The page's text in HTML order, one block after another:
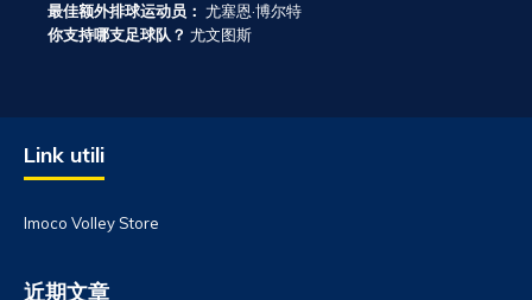
最佳额外排球运动员： 尤塞恩·博尔特
你支持哪支足球队？ 尤文图斯
Link utili
Imoco Volley Store
近期文章